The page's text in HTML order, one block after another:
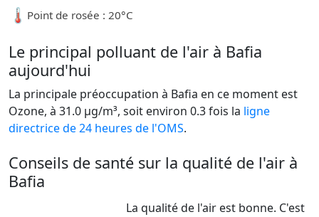
🌡️ Point de rosée : 20°C
Le principal polluant de l'air à Bafia
aujourd'hui
La principale préoccupation à Bafia en ce moment est
Ozone, à 31.0 µg/m³, soit environ 0.3 fois la ligne
directrice de 24 heures de l'OMS.
Conseils de santé sur la qualité de l'air à
Bafia
La qualité de l'air est bonne. C'est